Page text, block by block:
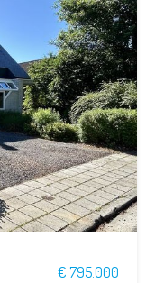
1
272 m²
€ 795.000